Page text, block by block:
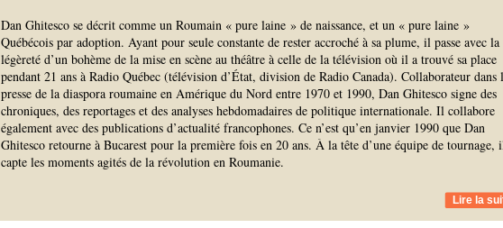
Dan Ghitesco se décrit comme un Roumain « pure laine » de naissance, et un « pure laine »
Québécois par adoption. Ayant pour seule constante de rester accroché à sa plume, il passe avec la
légèreté d’un bohème de la mise en scène au théâtre à celle de la télévision où il a trouvé sa place
pendant 21 ans à Radio Québec (télévision d’État, division de Radio Canada). Collaborateur dans
presse de la diaspora roumaine en Amérique du Nord entre 1970 et 1990, Dan Ghitesco signe des
chroniques, des reportages et des analyses hebdomadaires de politique internationale. Il collabore
également avec des publications d’actualité francophones. Ce n’est qu’en janvier 1990 que Dan
Ghitesco retourne à Bucarest pour la première fois en 20 ans. À la tête d’une équipe de tournage,
capte les moments agités de la révolution en Roumanie.
Lire la